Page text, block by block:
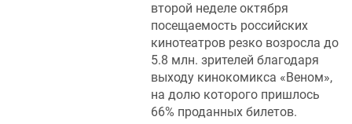
второй неделе октября
посещаемость российских
кинотеатров резко возросла до
5.8 млн. зрителей благодаря
выходу кинокомикса «Веном»,
на долю которого пришлось
66% проданных билетов.